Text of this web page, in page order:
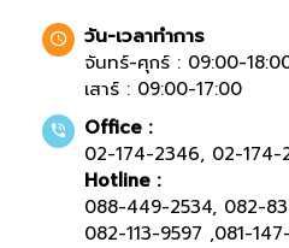
วัน-เวลาทำการ
จันทร์-ศุกร์ : 09:00-
เสาร์ : 09:00-17:00
Office :
02-174-2346, 02-174-
Hotline :
088-449-2534, 082-
082-113-9597 ,081-